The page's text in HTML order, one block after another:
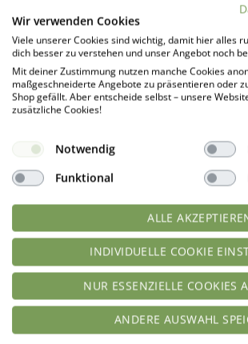
NÄHRWERTE PRO
Wir verwenden Cookies
Viele unserer Cookies sind wichtig, damit hier alles
dich besser zu verstehen und unser Angebot noch
Mit deiner Zustimmung nutzen manche Cookies
maßgeschneiderte Angebote zu präsentieren oder
Shop gefällt. Aber entscheide selbst – unsere
zusätzliche Cookies!
Notwendig
Funktional
ALLE
INDIVIDUELLE COOKIE
NUR ESSENZIELLE COOKIES
ANDERE AUSWAHL